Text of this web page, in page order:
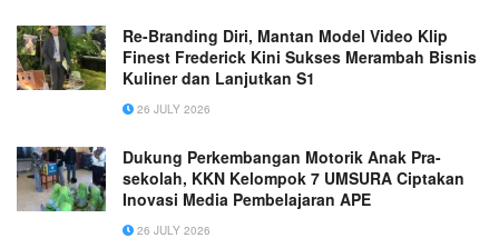
Re-Branding Diri, Mantan Model Video Klip
Finest Frederick Kini Sukses Merambah Bisnis
Kuliner dan Lanjutkan S1
26 JULY 2026
Dukung Perkembangan Motorik Anak Pra-
sekolah, KKN Kelompok 7 UMSURA Ciptakan
Inovasi Media Pembelajaran APE
26 JULY 2026